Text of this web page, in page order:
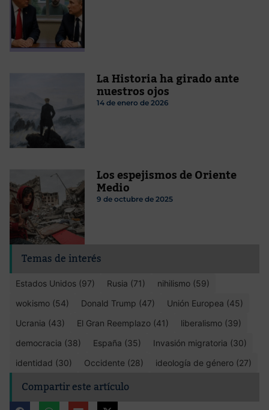
La Historia ha girado ante
nuestros ojos
14 de enero de 2026
Los espejismos de Oriente
Medio
9 de octubre de 2025
Temas de interés
Estados Unidos (97) Rusia (71)
nihilismo (59)
wokismo (54)
Donald Trump (47)
Unión Europea (45)
Ucrania (43)
El Gran Reemplazo (41)
liberalismo (39)
democracia (38)
España (35)
Invasión migratoria (30)
identidad (30)
Occidente (28) ideología de género (27)
Compartir este artículo